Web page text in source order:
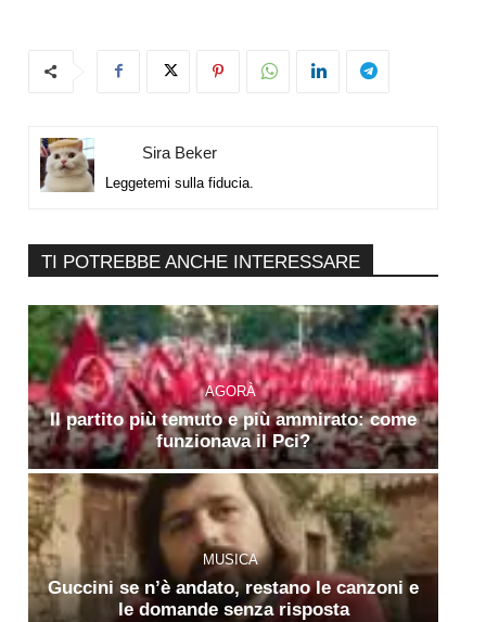
Sira Beker
Leggetemi sulla fiducia.
TI POTREBBE ANCHE INTERESSARE
AGORÀ
Il partito più temuto e più ammirato: come
funzionava il Pci?
MUSICA
Guccini se n’è andato, restano le canzoni e
le domande senza risposta